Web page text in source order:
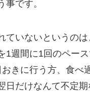
事です。
ていないというの
1週間に1回のペー
きに行う方、食べ
日だけなんて不定